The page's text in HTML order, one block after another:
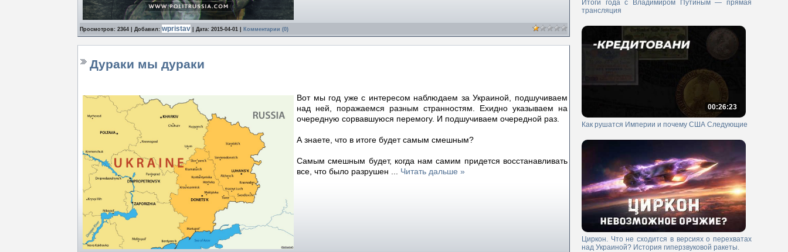
Просмотров: 2364 | Добавил: wpristav | Дата: 2015-04-01 Комментарии (0)
Дураки мы дураки
Вот мы год уже с интересом наблюдаем за Украиной, подшучиваем
над ней, поражаемся разным странностям. Ехидно указываем на
очередную сорвавшуюся перемогу. И подшучиваем очередной раз.
А знаете, что в итоге будет самым смешным?
Самым смешным будет, когда нам самим придется восстанавливать
все, что было разрушен
Читать дальше »
Итоги года с Владимиром Путиным — прямая
трансляция
00:26:23
Как рушатся Империи и почему США Следующие
Циркон. Что не сходится в версиях о перехватах
над Украиной? История гиперзвуковой ракеты.